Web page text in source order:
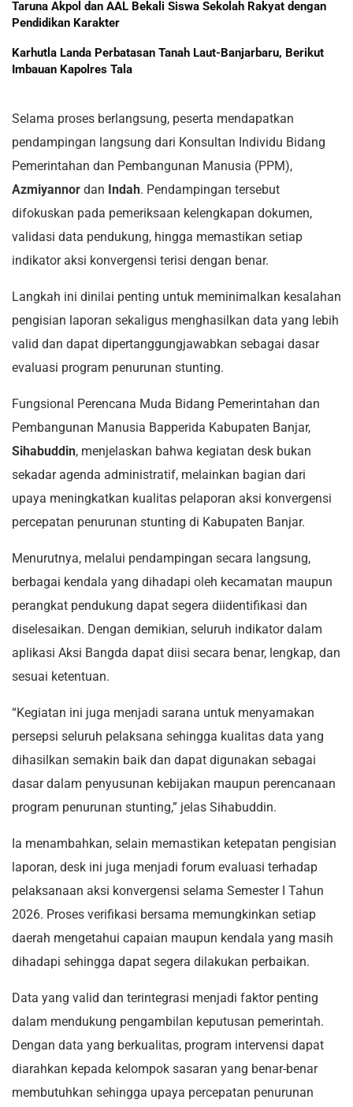
Taruna Akpol dan AAL Bekali Siswa Sekolah Rakyat dengan
Pendidikan Karakter
Karhutla Landa Perbatasan Tanah Laut-Banjarbaru, Berikut
Imbauan Kapolres Tala
Selama proses berlangsung, peserta mendapatkan
pendampingan langsung dari Konsultan Individu Bidang
Pemerintahan dan Pembangunan Manusia (PPM),
Azmiyannor dan Indah. Pendampingan tersebut
difokuskan pada pemeriksaan kelengkapan dokumen,
validasi data pendukung, hingga memastikan setiap
indikator aksi konvergensi terisi dengan benar.
Langkah ini dinilai penting untuk meminimalkan kesalahan
pengisian laporan sekaligus menghasilkan data yang lebih
valid dan dapat dipertanggungjawabkan sebagai dasar
evaluasi program penurunan stunting.
Fungsional Perencana Muda Bidang Pemerintahan dan
Pembangunan Manusia Bapperida Kabupaten Banjar,
Sihabuddin, menjelaskan bahwa kegiatan desk bukan
sekadar agenda administratif, melainkan bagian dari
upaya meningkatkan kualitas pelaporan aksi konvergensi
percepatan penurunan stunting di Kabupaten Banjar.
Menurutnya, melalui pendampingan secara langsung,
berbagai kendala yang dihadapi oleh kecamatan maupun
perangkat pendukung dapat segera diidentifikasi dan
diselesaikan. Dengan demikian, seluruh indikator dalam
aplikasi Aksi Bangda dapat diisi secara benar, lengkap, dan
sesuai ketentuan.
“Kegiatan ini juga menjadi sarana untuk menyamakan
persepsi seluruh pelaksana sehingga kualitas data yang
dihasilkan semakin baik dan dapat digunakan sebagai
dasar dalam penyusunan kebijakan maupun perencanaan
program penurunan stunting,” jelas Sihabuddin.
Ia menambahkan, selain memastikan ketepatan pengisian
laporan, desk ini juga menjadi forum evaluasi terhadap
pelaksanaan aksi konvergensi selama Semester I Tahun
2026. Proses verifikasi bersama memungkinkan setiap
daerah mengetahui capaian maupun kendala yang masih
dihadapi sehingga dapat segera dilakukan perbaikan.
Data yang valid dan terintegrasi menjadi faktor penting
dalam mendukung pengambilan keputusan pemerintah.
Dengan data yang berkualitas, program intervensi dapat
diarahkan kepada kelompok sasaran yang benar-benar
membutuhkan sehingga upaya percepatan penurunan